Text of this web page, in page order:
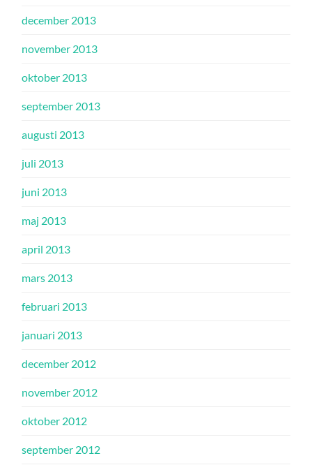
december 2013
november 2013
oktober 2013
september 2013
augusti 2013
juli 2013
juni 2013
maj 2013
april 2013
mars 2013
februari 2013
januari 2013
december 2012
november 2012
oktober 2012
september 2012